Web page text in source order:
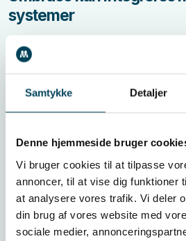
Samtykke Detaljer
Denne hjemmeside bruger
Vi bruger cookies til at tilpasse
annoncer, til at vise dig funktioner
at analysere vores trafik. Vi deler
din brug af vores website med
sociale medier,
systemer
Fordi Umbraco er et open
ERP, nyhedsmails osv. Det
du har. Ønsker du at folk skal
nyhedsbrev? At koble en
data ud i dit CRM-system? Så
hele.